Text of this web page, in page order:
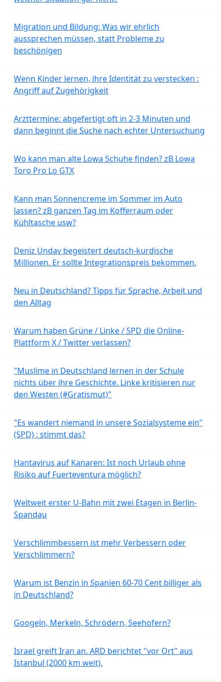
Migration und Bildung: Was wir ehrlich
aussprechen müssen, statt Probleme zu
beschönigen
Wenn Kinder lernen, ihre Identität zu verstecken :
Angriff auf Zugehörigkeit
Arzttermine: abgefertigt oft in 2-3 Minuten und
dann beginnt die Suche nach echter Untersuchung
Wo kann man alte Lowa Schuhe finden? zB Lowa
Toro Pro Lo GTX
Kann man Sonnencreme im Sommer im Auto
lassen? zB ganzen Tag im Kofferraum oder
Kühltasche usw?
Deniz Undav begeistert deutsch-kurdische
Millionen. Er sollte Integrationspreis bekommen.
Neu in Deutschland? Tipps für Sprache, Arbeit und
den Alltag
Warum haben Grüne / Linke / SPD die Online-
Plattform X / Twitter verlassen?
"Muslime in Deutschland lernen in der Schule
nichts über ihre Geschichte. Linke kritisieren nur
den Westen (#Gratismut)"
"Es wandert niemand in unsere Sozialsysteme ein"
(SPD) : stimmt das?
Hantavirus auf Kanaren: Ist noch Urlaub ohne
Risiko auf Fuerteventura möglich?
Weltweit erster U-Bahn mit zwei Etagen in Berlin-
Spandau
Verschlimmbessern ist mehr Verbessern oder
Verschlimmern?
Warum ist Benzin in Spanien 60-70 Cent billiger als
in Deutschland?
Googeln, Merkeln, Schrödern, Seehofern?
Israel greift Iran an. ARD berichtet "vor Ort" aus
Istanbul (2000 km weit).